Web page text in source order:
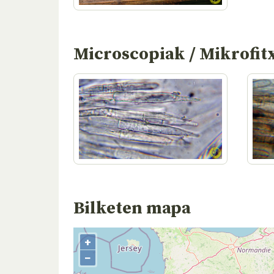
Microscopiak /
Bilketen mapa
+
−